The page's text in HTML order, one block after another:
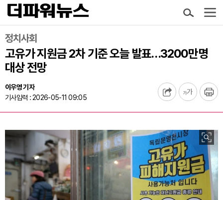
정치사회
고유가 지원금 2차 기준 오늘 발표…3200만명
대상 전망
이우영 기자
기사입력 : 2026-05-11 09:05